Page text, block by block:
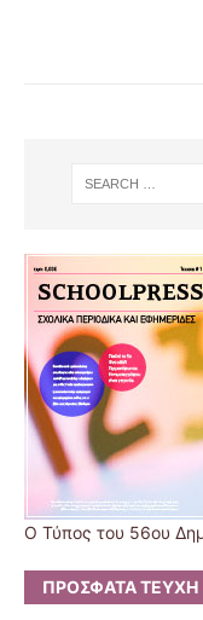
Ο Τύπος του 56ου
ΠΡΌΣΦΑΤΑ ΤΕΎΧΗ